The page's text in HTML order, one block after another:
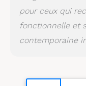
pour ceux qui
fonctionnelle et
contemporaine